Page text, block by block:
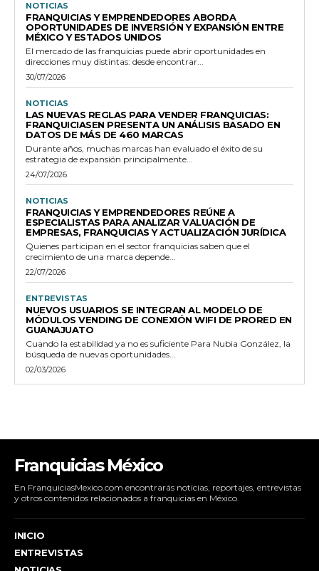
NOTICIAS
FRANQUICIAS Y EMPRENDEDORES ABORDA
OPORTUNIDADES DE INVERSIÓN Y EXPANSIÓN ENTRE
MÉXICO Y ESTADOS UNIDOS
El mercado de las franquicias puede abrir oportunidades en
direcciones muy distintas: desde encontrar...
30/07/2026
NOTICIAS
LAS NUEVAS REGLAS PARA VENDER FRANQUICIAS:
FRANQUICIASEN PRESENTA UN ANÁLISIS BASADO EN
DATOS DE MÁS DE 460 MARCAS
Durante años, muchas marcas han evaluado el éxito de su
estrategia de expansión principalmente...
24/07/2026
NOTICIAS
FRANQUICIAS Y EMPRENDEDORES REÚNE A
ESPECIALISTAS PARA ANALIZAR VALUACIÓN DE
EMPRESAS, FRANQUICIAS Y ACTUALIZACIÓN JURÍDICA
Quienes participan en el sector franquicias saben que el
crecimiento de una marca depende...
22/07/2026
ENTREVISTAS
NUEVOS USUARIOS SE INTEGRAN AL MODELO DE
MÓDULOS VENDING DE CONEXIÓN WIFI DE PRORED EN
GUANAJUATO
Cuando la estabilidad ya no es suficiente Para Nubia González, la
búsqueda de nuevas oportunidades...
02/03/2026
Franquicias México
En FranquiciasMexico.com encontrarás noticias, reportajes, entrevistas
y otros contenidos relacionados a franquicias en México.
INICIO
ENTREVISTAS